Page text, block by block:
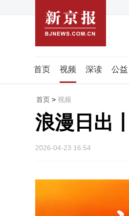
首页 视频 深读 公益
潮流智造局
首页 > 视频
浪漫日出
2026-04-23 16:54